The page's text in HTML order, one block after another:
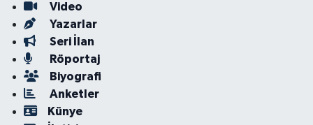
Video
Yazarlar
Seri İlan
Röportaj
Biyografi
Anketler
Künye